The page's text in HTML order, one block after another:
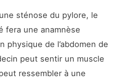
sténose du pylore, le
fera une anamnèse
physique de l’abdomen de
peut sentir un muscle
ressembler à une